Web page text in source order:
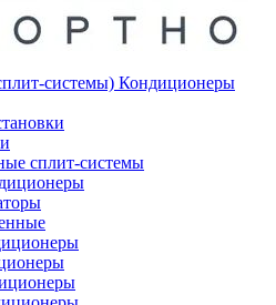
Кондиционеры
сплит-системы